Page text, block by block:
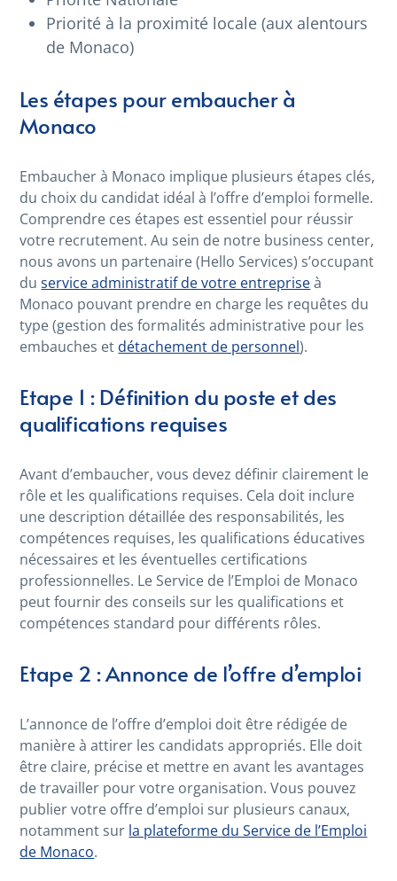
Priorité à la proximité locale (aux alentours
de Monaco)
Les étapes pour embaucher à
Monaco
Embaucher à Monaco implique plusieurs étapes clés,
du choix du candidat idéal à l’offre d’emploi formelle.
Comprendre ces étapes est essentiel pour réussir
votre recrutement. Au sein de notre business center,
nous avons un partenaire (Hello Services) s’occupant
duservice administratif de votre entrepriseà
Monaco pouvant prendre en charge les requêtes du
type (gestion des formalités administrative pour les
embauches et détachement de personnel).
Etape 1 : Définition du poste et des
qualifications requises
Avant d’embaucher, vous devez définir clairement le
rôle et les qualifications requises. Cela doit inclure
une description détaillée des responsabilités, les
compétences requises, les qualifications éducatives
nécessaires et les éventuelles certifications
professionnelles. Le Service de l’Emploi de Monaco
peut fournir des conseils sur les qualifications et
compétences standard pour différents rôles.
Etape 2 : Annonce de l’offre d’emploi
L’annonce de l’offre d’emploi doit être rédigée de
manière à attirer les candidats appropriés. Elle doit
être claire, précise et mettre en avant les avantages
de travailler pour votre organisation. Vous pouvez
publier votre offre d’emploi sur plusieurs canaux,
notamment sur la plateforme du Service de l’Emploi
de Monaco.